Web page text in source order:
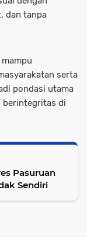
dan tanpa
serta
pondasi utama
berintegritas di
Pasuruan
Sendiri